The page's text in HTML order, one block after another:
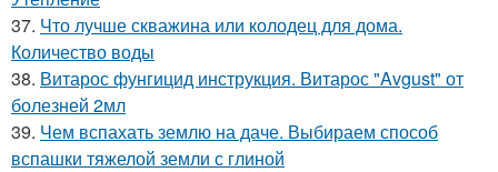
37. Что лучше скважина или колодец для дома.
Количество воды
38. Витарос фунгицид инструкция. Витарос "Avgust" от
болезней 2мл
39. Чем вспахать землю на даче. Выбираем способ
вспашки тяжелой земли с глиной